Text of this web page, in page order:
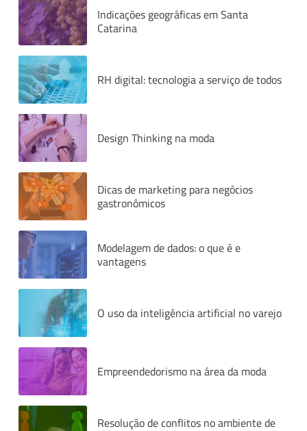
Indicações geográficas em Santa
Catarina
RH digital: tecnologia a serviço de todos
Design Thinking na moda
Dicas de marketing para negócios
gastronômicos
Modelagem de dados: o que é e
vantagens
O uso da inteligência artificial no varejo
Empreendedorismo na área da moda
Resolução de conflitos no ambiente de